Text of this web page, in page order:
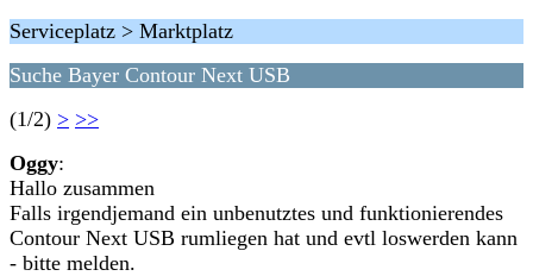
Serviceplatz > Marktplatz
Suche Bayer Contour Next USB
(1/2) > >>
Oggy:
Hallo zusammen
Falls irgendjemand ein unbenutztes und funktionierendes
Contour Next USB rumliegen hat und evtl loswerden kann
- bitte melden.